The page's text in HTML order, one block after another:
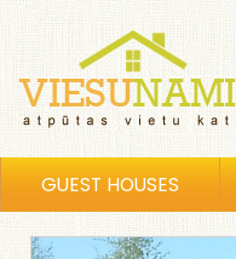
GUEST HOUSES